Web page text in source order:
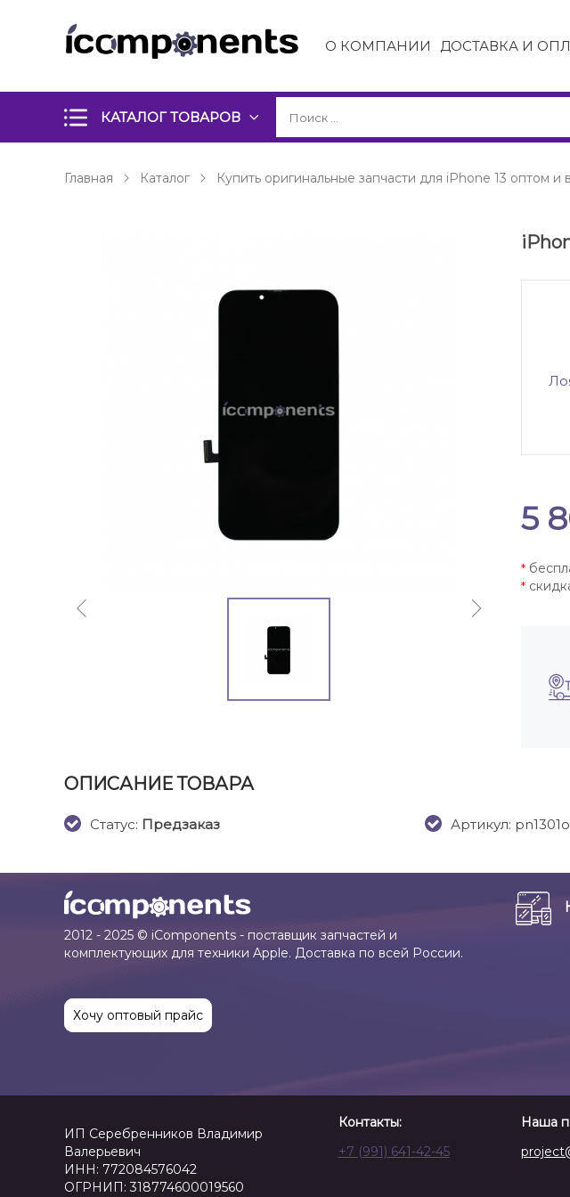
О КОМПАНИИ ДОСТАВКА И
КАТАЛОГ ТОВАРОВ
Главная Каталог Купить оригинальные запчасти для iPhone 13 оптом и
5
*
*
ОПИСАНИЕ ТОВАРА
Cтатус: Предзаказ Артикул: pn1301o
2012 - 2025 © iComponents - поставщик запчастей и
комплектующих для техники Apple. Доставка по всей России.
Хочу оптовый прайс
ИП Серебренников Владимир
Валерьевич
ИНН: 772084576042
ОГРНИП: 318774600019560
Контакты:
+7 (991) 641-42-45
Наша